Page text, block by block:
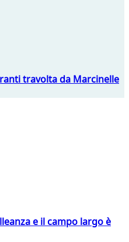
travolta da Marcinelle
e il campo largo è